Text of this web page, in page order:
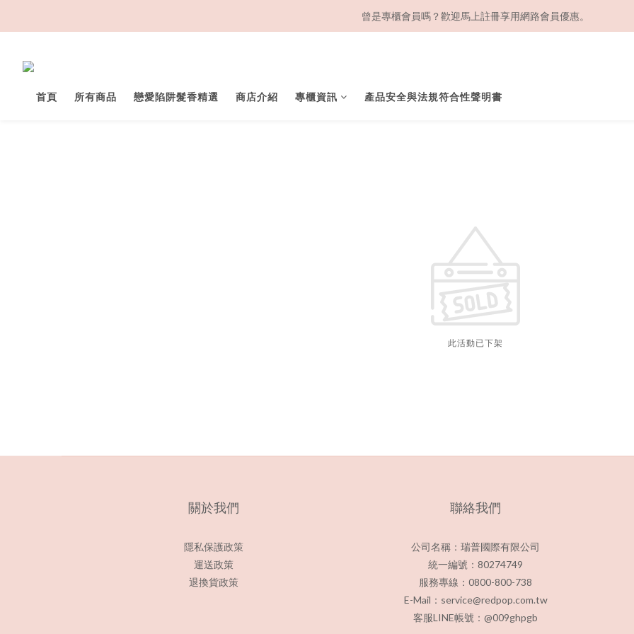
曾是專櫃會員嗎？歡迎馬上註冊享用網路會員優惠。
首頁 所有商品 戀愛陷阱髮香精選 商店介紹 專櫃資訊 產品安全與法規符合性聲明書
此活動已下架
關於我們
隱私保護政策
運送政策
退換貨政策
聯絡我們
公司名稱：瑞普國際有限公司
統一編號：80274749
服務專線：0800-800-738
E-Mail：service@redpop.com.tw
客服LINE帳號：@009ghpgb